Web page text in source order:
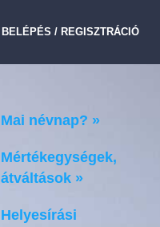
BELÉPÉS / REGISZTRÁCIÓ
Mai névnap? »
Mértékegységek,
átváltások »
Helyesírási